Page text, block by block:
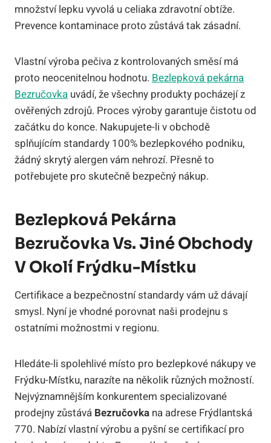
množství lepku vyvolá u celiaka zdravotní obtíže.
Prevence kontaminace proto zůstává tak zásadní.
Vlastní výroba pečiva z kontrolovaných směsí má
proto neocenitelnou hodnotu. Bezlepková pekárna
Bezručovka uvádí, že všechny produkty pocházejí z
ověřených zdrojů. Proces výroby garantuje čistotu od
začátku do konce. Nakupujete-li v obchodě
splňujícím standardy 100% bezlepkového podniku,
žádný skrytý alergen vám nehrozí. Přesně to
potřebujete pro skutečně bezpečný nákup.
Bezlepková Pekárna
Bezručovka Vs. Jiné Obchody
V Okolí Frýdku-Místku
Certifikace a bezpečnostní standardy vám už dávají
smysl. Nyní je vhodné porovnat naši prodejnu s
ostatními možnostmi v regionu.
Hledáte-li spolehlivé místo pro bezlepkové nákupy ve
Frýdku-Místku, narazíte na několik různých možností.
Nejvýznamnějším konkurentem specializované
prodejny zůstává Bezručovka na adrese Frýdlantská
770. Nabízí vlastní výrobu a pyšní se certifikací pro